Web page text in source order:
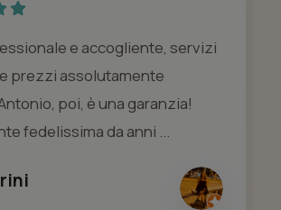
e accogliente, servizi
prezzi assolutamente
poi, è una garanzia!
fedelissima da anni ...